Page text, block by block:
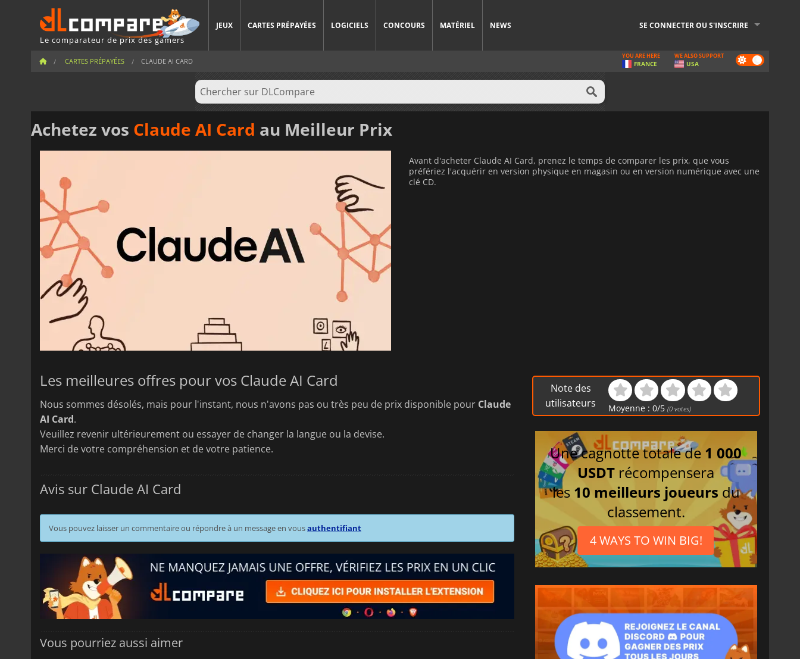
Le comparateur de prix des gamers
JEUX CARTES PRÉPAYÉES LOGICIELS CONCOURS MATÉRIEL NEWS SE CONNECTER OU S'INSCRIRE
CARTES PRÉPAYÉES CLAUDE AI CARD Dark
mode
YOU ARE HERE
FRANCE
WE ALSO SUPPORT
USA
Achetez vos Claude AI Card au Meilleur Prix
Avant d'acheter Claude AI Card, prenez le temps de comparer les prix, que vous
préfériez l'acquérir en version physique en magasin ou en version numérique avec une
clé CD.
Les meilleures offres pour vos Claude AI Card
Nous sommes désolés, mais pour l'instant, nous n'avons pas ou très peu de prix disponible pour Claude
AI Card.
Veuillez revenir ultérieurement ou essayer de changer la langue ou la devise.
Merci de votre compréhension et de votre patience.
Avis sur Claude AI Card
Vous pouvez laisser un commentaire ou répondre à un message en vousauthentifiant
Vous pourriez aussi aimer
Note des
utilisateurs
Moyenne :0/5 (0 votes)
Une cagnotte totale de 1 000
USDT récompensera
les 10 meilleurs joueurs du
classement.
4 WAYS TO WIN BIG!